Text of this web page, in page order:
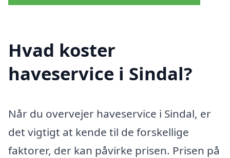
Hvad koster
haveservice i Sindal?
Når du overvejer haveservice i Sindal, er
det vigtigt at kende til de forskellige
faktorer, der kan påvirke prisen. Prisen på